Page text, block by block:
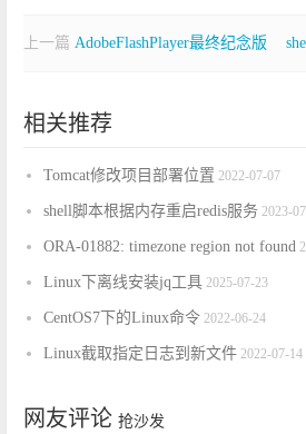
上一篇 AdobeFlashPlayer最终纪念版
相关推荐
Tomcat修改项目部署位置 2022-07-07
shell脚本根据内存重启redis服务 2023-
ORA-01882: timezone region not found
Linux下离线安装jq工具 2025-07-23
CentOS7下的Linux命令 2022-06-24
Linux截取指定日志到新文件 2022-07-14
网友评论 抢沙发